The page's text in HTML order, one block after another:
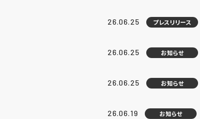
26.06.25 プレスリリース
26.06.25 お知らせ
26.06.25 お知らせ
26.06.19 お知らせ